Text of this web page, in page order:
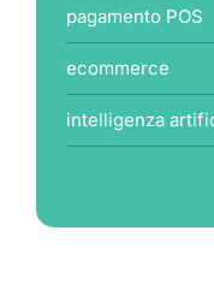
pagamento POS
ecommerce
intelligenza